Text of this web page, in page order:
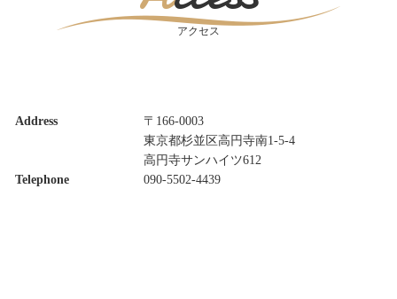
アクセス
Address
〒166-0003
東京都杉並区高円寺南1-5-4
高円寺サンハイツ612
Telephone
090-5502-4439